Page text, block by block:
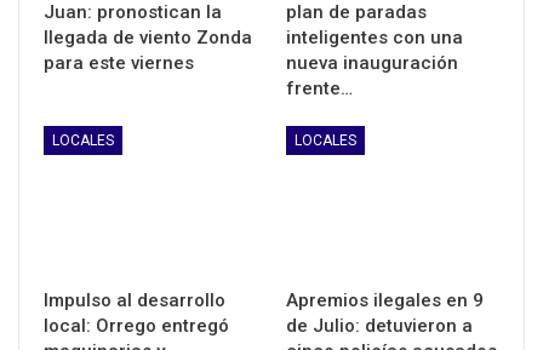
Juan: pronostican la
llegada de viento Zonda
para este viernes
plan de paradas
inteligentes con una
nueva inauguración
frente…
LOCALES
Impulso al desarrollo
local: Orrego entregó
LOCALES
Apremios ilegales en 9
de Julio: detuvieron a